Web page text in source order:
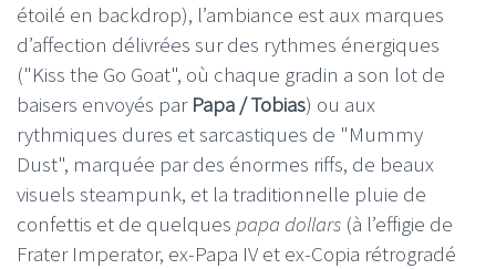
étoilé en backdrop), l’ambiance est aux marques
d’affection délivrées sur des rythmes énergiques
("Kiss the Go Goat", où chaque gradin a son lot de
baisers envoyés par Papa / Tobias) ou aux
rythmiques dures et sarcastiques de "Mummy
Dust", marquée par des énormes riffs, de beaux
visuels steampunk, et la traditionnelle pluie de
confettis et de quelques papa dollars (à l’effigie de
Frater Imperator, ex-Papa IV et ex-Copia rétrogradé